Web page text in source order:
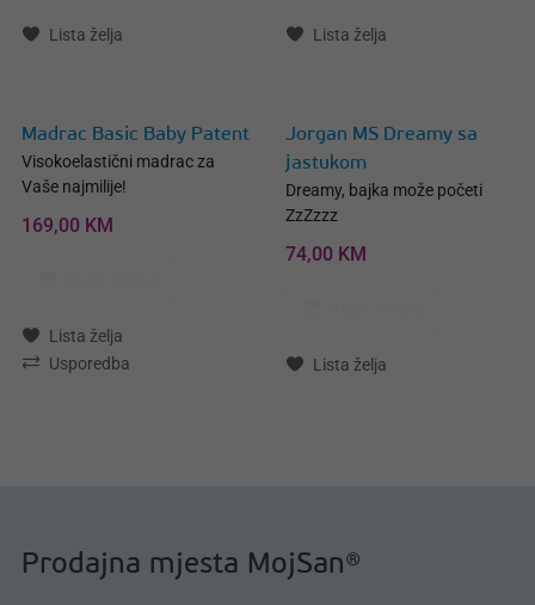
Lista želja Lista želja
Madrac Basic Baby Patent
Visokoelastični madrac za
Vaše najmilije!
169,00 KM
Lista želja
Usporedba
Jorgan MS Dreamy sa
jastukom
Dreamy, bajka može početi
ZzZzzz
74,00 KM
Lista želja
Prodajna mjesta MojSan®